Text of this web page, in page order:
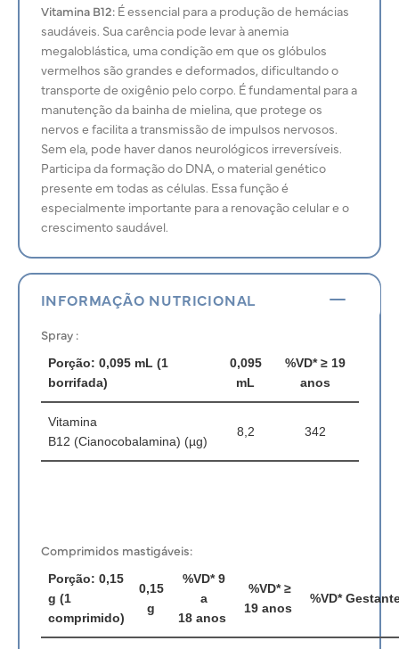
Vitamina B12:É essencial para a produção de hemácias
saudáveis. Sua carência pode levar à anemia
megaloblástica, uma condição em que os glóbulos
vermelhos são grandes e deformados, dificultando o
transporte de oxigênio pelo corpo. É fundamental para a
manutenção da bainha de mielina, que protege os
nervos e facilita a transmissão de impulsos nervosos.
Sem ela, pode haver danos neurológicos irreversíveis.
Participa da formação do DNA, o material genético
presente em todas as células. Essa função é
especialmente importante para a renovação celular e o
crescimento saudável.
INFORMAÇÃO NUTRICIONAL
Spray :
Porção: 0,095 mL (1
borrifada)
0,095
mL
%VD* ≥ 19
anos
Vitamina
B12 (Cianocobalamina) (µg)
8,2 342
Comprimidos mastigáveis:
Porção: 0,15
g (1
comprimido)
0,15
g
%VD* 9
a
18 anos
%VD* ≥
19 anos
%VD*